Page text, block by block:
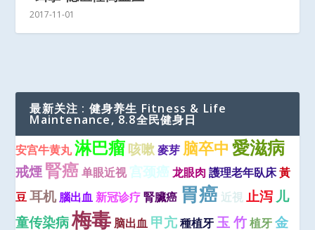
2017-11-01
最新关注 : 健身养生 Fitness & Life
Maintenance, 8.8全民健身日
安宫牛黄丸淋巴瘤咳嗽 麥芽 脑卒中 愛滋病
戒煙腎癌 单眼近视 宫颈癌 龙眼肉 護理老年臥床黃
豆 耳机 腦出血 新冠诊疗 腎臟癌 胃癌 近視 止泻儿
童传染病梅毒 脑出血 甲亢 種植牙 玉 竹 植牙 金